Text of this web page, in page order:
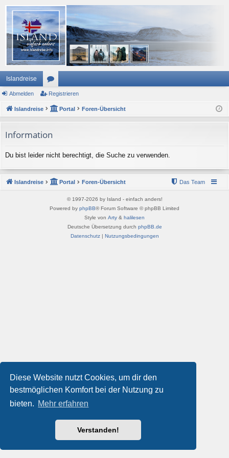
Diese Website nutzt Cookies, um dir den
bestmöglichen Komfort bei der Nutzung zu
bieten. Mehr erfahren
Verstanden!
Islandreise
or
en
Abmelden Registrieren
Islandreise Portal Foren-Übersicht
Information
Du bist leider nicht berechtigt, die Suche zu verwenden.
Islandreise Portal Foren-Übersicht Das Team
© 1997-2026 by Island - einfach anders!
Powered by phpBB® Forum Software © phpBB Limited
Style von Arty & halilesen
Deutsche Übersetzung durch phpBB.de
Datenschutz| Nutzungsbedingungen